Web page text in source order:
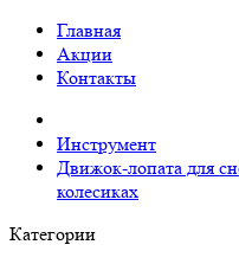
Главная
Акции
Контакты
Инструмент
Движок-лопата для
колесиках
Категории